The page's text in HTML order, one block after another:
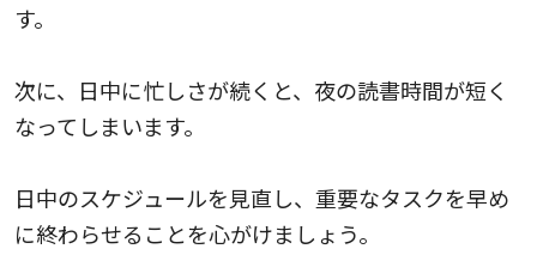
す。
次に、日中に忙しさが続くと、夜の読書時間が短く
なってしまいます。
日中のスケジュールを見直し、重要なタスクを早め
に終わらせることを心がけましょう。